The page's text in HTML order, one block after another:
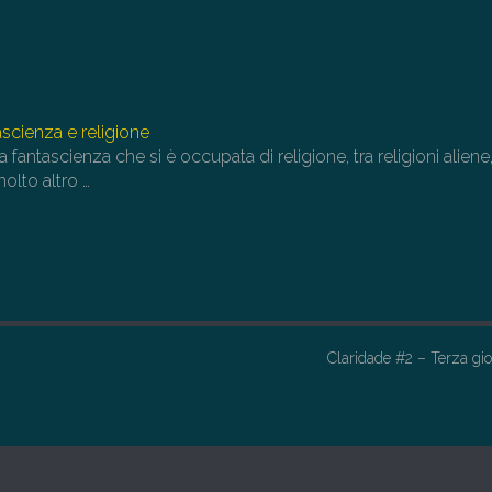
e religione
fantascienza che si è occupata di religione, tra religioni aliene,
altro …
Claridade #2 – Terza